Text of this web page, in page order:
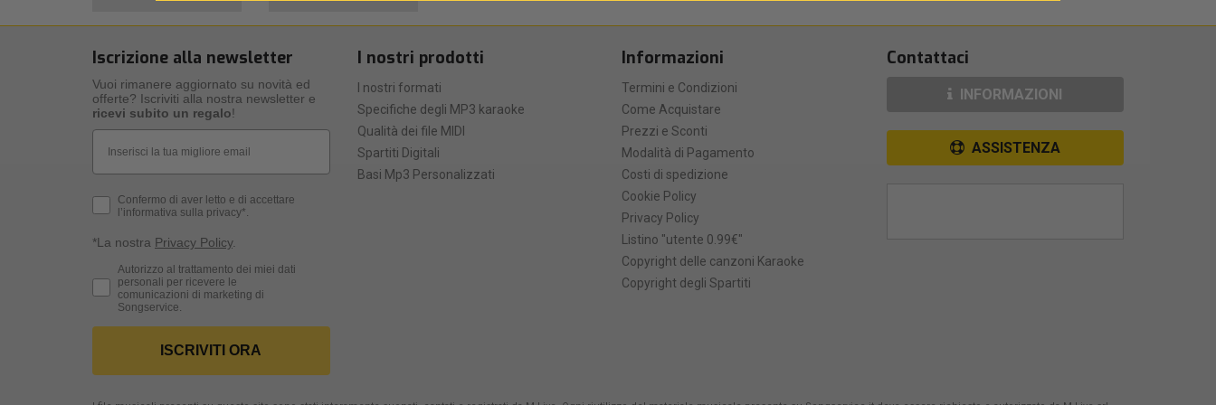
Iscrizione alla newsletter
Vuoi rimanere aggiornato su novità ed
offerte? Iscriviti alla nostra newsletter e
ricevi subito un regalo!
Privacy Policy
Confermo di aver letto e di accettare
l’informativa sulla privacy*.
*La nostra Privacy Policy.
Consenso Marketing
Autorizzo al trattamento dei miei dati
personali per ricevere le
comunicazioni di marketing di
Songservice.
ISCRIVITI ORA
I nostri prodotti
I nostri formati
Specifiche degli MP3 karaoke
Qualità dei file MIDI
Spartiti Digitali
Basi Mp3 Personalizzati
Informazioni
Termini e Condizioni
Come Acquistare
Prezzi e Sconti
Modalità di Pagamento
Costi di spedizione
Cookie Policy
Privacy Policy
Listino "utente 0.99€"
Copyright delle canzoni Karaoke
Copyright degli Spartiti
Contattaci
INFORMAZIONI
ASSISTENZA